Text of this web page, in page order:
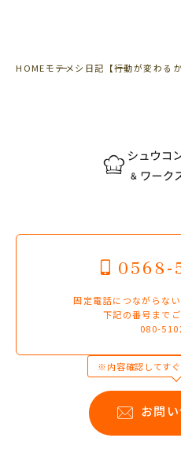
HOMEモテメシ日記 【行動が変わる
0568-
固定電話につながらな
下記の番号まで
080-
※内容確認してす
お問